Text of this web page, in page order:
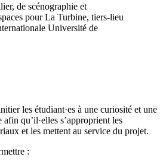
de scénographie et
pour La Turbine, tiers-lieu
Université de
les étudiant·es à une curiosité et une
qu’il·elles s’approprient les
et les mettent au service du projet.
: